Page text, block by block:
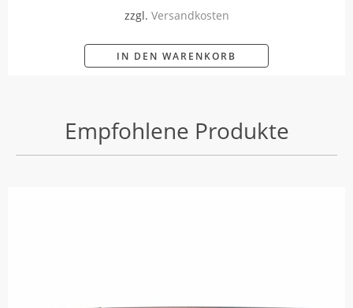
zzgl. Versandkosten
IN DEN WARENKORB
Empfohlene Produkte